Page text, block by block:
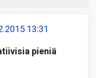
13:31
pieniä